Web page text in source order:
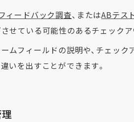
ィードバック調査、またはABテス
せている可能性のあるチェック
ムフィールドの説明や、チェック
いを出すことができます。